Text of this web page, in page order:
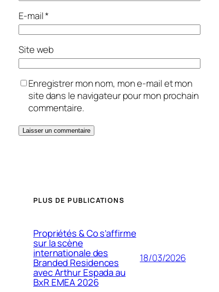
E-mail*
Site web
Enregistrer mon nom, mon e-mail et mon
site dans le navigateur pour mon prochain
commentaire.
PLUS DE PUBLICATIONS
Propriétés & Co s’affirme
sur la scène
internationale des
Branded Residences
avec Arthur Espada au
BxR EMEA 2026
18/03/2026